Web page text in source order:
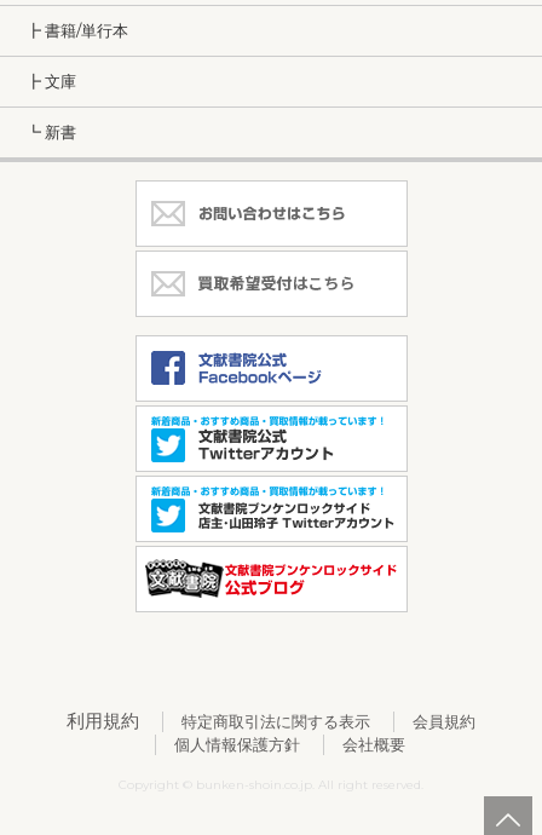
┣ 書籍/単行本
┣ 文庫
┗ 新書
利用規約 特定商取引法に関する表示
会員規約
個人情報保護方針
会社概要
Copyright © bunken-shoin.co.jp. All right reserved.